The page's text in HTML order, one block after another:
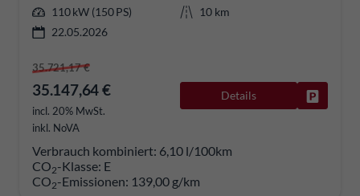
110 kW (150 PS)
10 km
22.05.2026
35.721,17 €
35.147,64 €
incl. 20% MwSt.
inkl. NoVA
Details
Verbrauch kombiniert: 6,10 l/100km
CO2-Klasse: E
CO2-Emissionen: 139,00 g/km